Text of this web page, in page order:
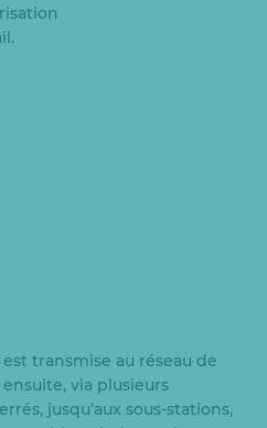
transmise au réseau de
via plusieurs
jusqu’aux sous-stations,